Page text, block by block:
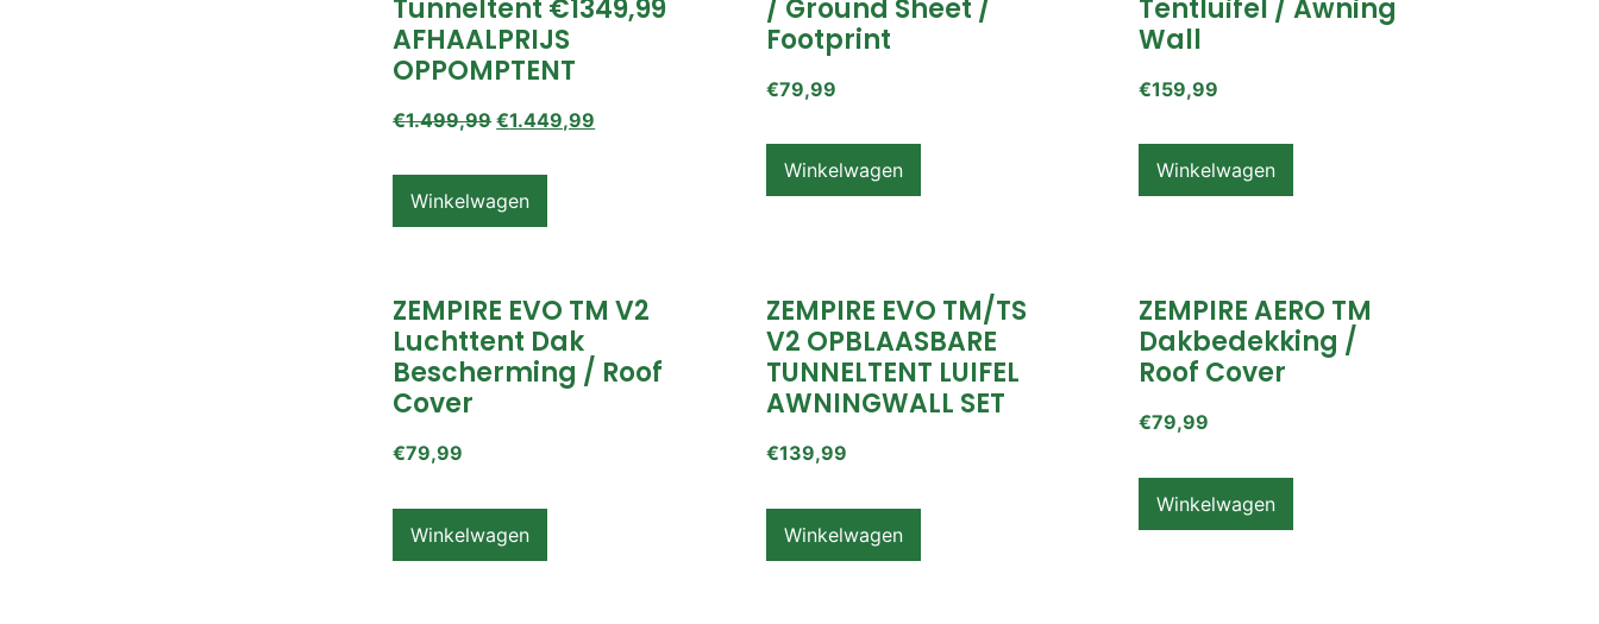
Tunneltent €1349,99
AFHAALPRIJS
OPPOMPTENT
€1.499,99 €1.449,99
Winkelwagen
/ Ground Sheet /
Footprint
€79,99
Winkelwagen
Tentluifel / Awning
Wall
€159,99
Winkelwagen
ZEMPIRE EVO TM V2
Luchttent Dak
Bescherming / Roof
Cover
€79,99
Winkelwagen
ZEMPIRE EVO TM/TS
V2 OPBLAASBARE
TUNNELTENT LUIFEL
AWNINGWALL SET
€139,99
Winkelwagen
ZEMPIRE AERO TM
Dakbedekking /
Roof Cover
€79,99
Winkelwagen